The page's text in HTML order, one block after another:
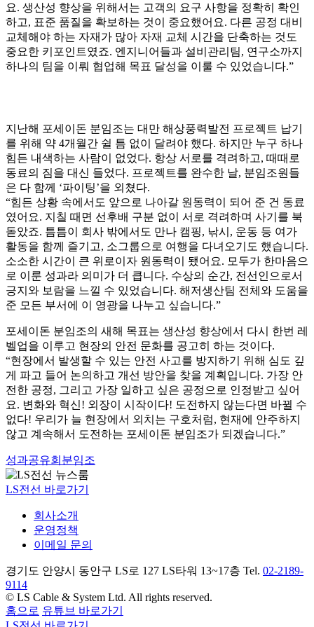
요. 생산성 향상을 위해서는 고객의 요구 사항을 정확히 확인
하고, 표준 품질을 확보하는 것이 중요했어요. 다른 공정 대비
교체해야 하는 자재가 많아 자재 교체 시간을 단축하는 것도
중요한 키포인트였죠. 엔지니어들과 설비관리팀, 연구소까지
하나의 팀을 이뤄 협업해 목표 달성을 이룰 수 있었습니다.”
지난해 포세이돈 분임조는 대만 해상풍력발전 프로젝트 납기
를 위해 약 4개월간 쉴 틈 없이 달려야 했다. 하지만 누구 하나
힘든 내색하는 사람이 없었다. 항상 서로를 격려하고, 때때로
동료의 짐을 대신 들었다. 프로젝트를 완수한 날, 분임조원들
은 다 함께 ‘파이팅’을 외쳤다.
“힘든 상황 속에서도 앞으로 나아갈 원동력이 되어 준 건 동료
였어요. 지칠 때면 선후배 구분 없이 서로 격려하며 사기를 북
돋았죠. 틈틈이 회사 밖에서도 만나 캠핑, 낚시, 운동 등 여가
활동을 함께 즐기고, 소그룹으로 여행을 다녀오기도 했습니다.
소소한 시간이 큰 위로이자 원동력이 됐어요. 모두가 한마음으
로 이룬 성과라 의미가 더 큽니다. 수상의 순간, 전선인으로서
긍지와 보람을 느낄 수 있었습니다. 해저생산팀 전체와 도움을
준 모든 부서에 이 영광을 나누고 싶습니다.”
포세이돈 분임조의 새해 목표는 생산성 향상에서 다시 한번 레
벨업을 이루고 현장의 안전 문화를 공고히 하는 것이다.
“현장에서 발생할 수 있는 안전 사고를 방지하기 위해 심도 깊
게 파고 들어 논의하고 개선 방안을 찾을 계획입니다. 가장 안
전한 공정, 그리고 가장 일하고 싶은 공정으로 인정받고 싶어
요. 변화와 혁신! 외장이 시작이다! 도전하지 않는다면 바뀔 수
없다! 우리가 늘 현장에서 외치는 구호처럼, 현재에 안주하지
않고 계속해서 도전하는 포세이돈 분임조가 되겠습니다.”
성과공유회분임조
LS전선 바로가기
회사소개
운영정책
이메일 문의
경기도 안양시 동안구 LS로 127 LS타워 13~17층 Tel. 02-2189-
9114
© LS Cable & System Ltd. All rights reserved.
홈으로 유튜브 바로가기